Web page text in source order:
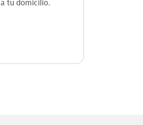
a tu domicilio.